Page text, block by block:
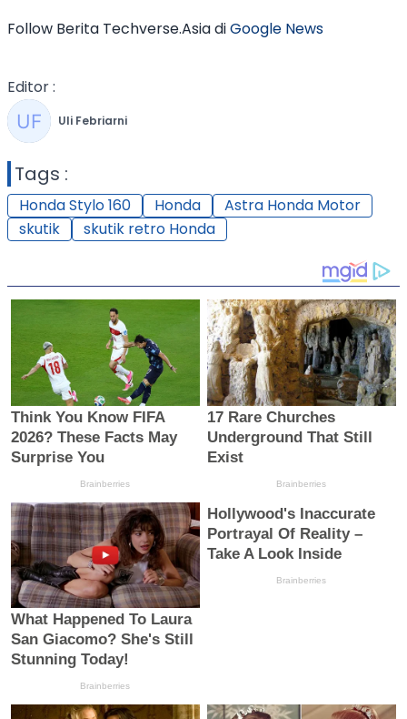
Follow Berita Techverse.Asia diGoogle News
Editor :
Uli Febriarni
Tags :
Honda Stylo 160 Honda
Astra Honda Motor
skutik
skutik retro Honda